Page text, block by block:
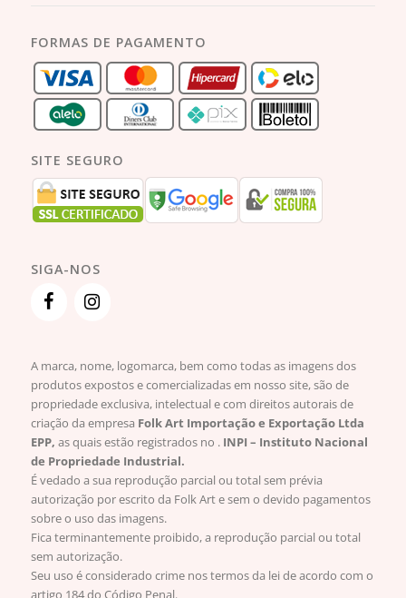
FORMAS DE PAGAMENTO
SITE SEGURO
SIGA-NOS
A marca, nome, logomarca, bem como todas as imagens dos
produtos expostos e comercializadas em nosso site, são de
propriedade exclusiva, intelectual e com direitos autorais de
criação da empresa Folk Art Importação e Exportação Ltda
EPP, as quais estão registrados no . INPI – Instituto Nacional
de Propriedade Industrial.
É vedado a sua reprodução parcial ou total sem prévia
autorização por escrito da Folk Art e sem o devido pagamentos
sobre o uso das imagens.
Fica terminantemente proibido, a reprodução parcial ou total
sem autorização.
Seu uso é considerado crime nos termos da lei de acordo com o
artigo 184 do Código Penal.